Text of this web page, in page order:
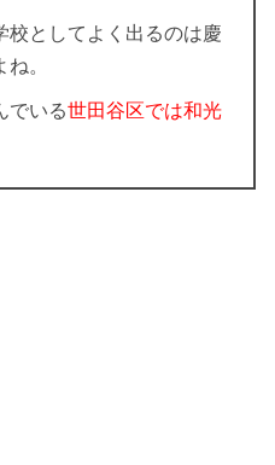
校としてよく出るのは慶
。
でいる世田谷区では和光